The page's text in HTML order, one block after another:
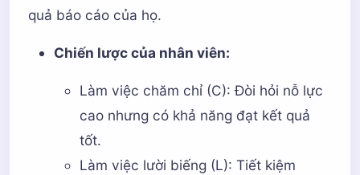
quả báo cáo của họ.
Chiến lược của nhân viên:
Làm việc chăm chỉ (C): Đòi hỏi nỗ lực
cao nhưng có khả năng đạt kết quả
tốt.
Làm việc lười biếng (L): Tiết kiệm